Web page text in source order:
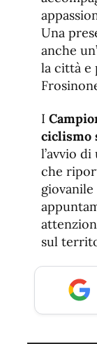
Una
anche
la città e
I
ciclismo
l’avvio
che
sul